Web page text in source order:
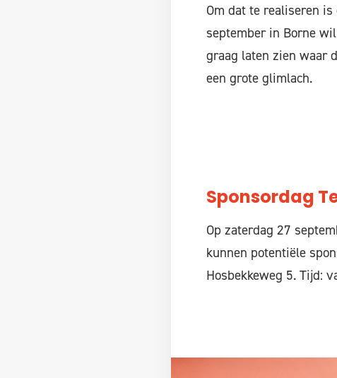
Om dat te realiseren
september in Borne
graag laten zien waar
een grote glimlach.
Sponsordag
Op zaterdag 27
kunnen potentiële
Hosbekkeweg 5. Tijd: